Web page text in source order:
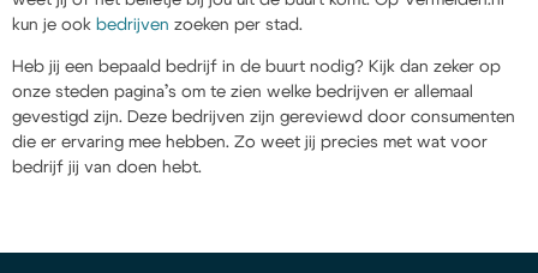
kun je ook bedrijven zoeken per stad.
Heb jij een bepaald bedrijf in de buurt nodig? Kijk dan zeker op
onze steden pagina’s om te zien welke bedrijven er allemaal
gevestigd zijn. Deze bedrijven zijn gereviewd door consumenten
die er ervaring mee hebben. Zo weet jij precies met wat voor
bedrijf jij van doen hebt.